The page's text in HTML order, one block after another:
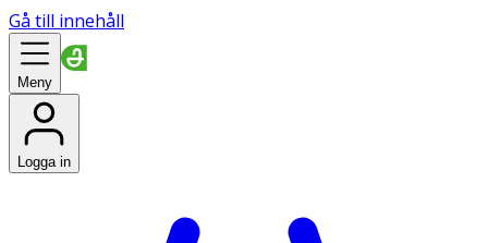
Gå till innehåll
Meny
Logga in